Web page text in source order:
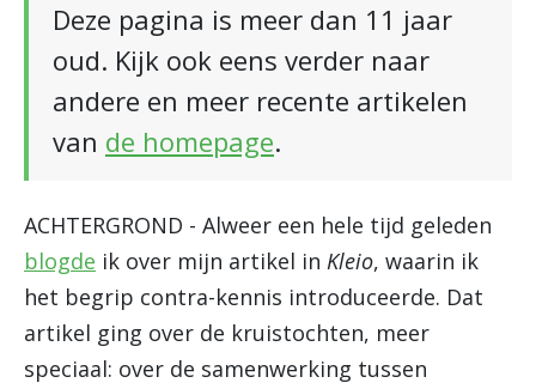
Deze pagina is meer dan 11 jaar
oud. Kijk ook eens verder naar
andere en meer recente artikelen
van de homepage.
ACHTERGROND - Alweer een hele tijd geleden
blogde ik over mijn artikel in Kleio, waarin ik
het begrip contra-kennis introduceerde. Dat
artikel ging over de kruistochten, meer
speciaal: over de samenwerking tussen